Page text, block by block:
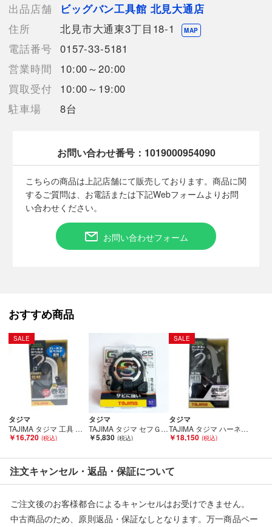
売切れの場合は、ご購入をキャンセルさせていただく場合がござ
います。】
【備考/コメント】
開封跡は見受けられませんでしたので、未使用品かとおもわれま
すが、
外箱にはわずかな汚れがございます。
■状態等は画像をご確認・ご参照下さい。
こちらの商品はお客様から買取させていただいた商品であり、
人の手を経た商品です。
■弊社からは、ご落札やご購入いただいた全てのお客様に評価を
行なっております。
評価ご不要のお客様は、ご落札・ご購入をお控えください。
装サイト』を確認しておりますが、
当店とは一切関係がございませんのでご注意ください。
出品店舗
ビッグバン工具館 北見大通店
住所
北見市大通東3丁目18-1 MAP
電話番号 0157-33-5181
営業時間
10:00～20:00
買取受付
10:00～19:00
駐車場
8台
お問い合わせ番号： 1019000954090
こちらの商品は上記店舗にて販売しております。商品に関
するご質問は、お電話または下記Webフォームよりお問
い合わせください。
お問い合わせフォーム
おすすめ商品
SALE
タジマ
TAJIMA タジマ 工具 工具関連用品 ハーネス胴ベルト兼用ランヤード VR150L Sランク
￥16,720
タジマ
TAJIMA タジマ セフＧ3ステンロック25 5.5Ｍ メジャー SFG3SL2555BL Aランク
￥5,830
SALE
タジマ
TAJIMA タジマ ハーネス用ランヤード A1ER150-WL2 Sランク
￥18,150
注文キャンセル・返品・保証について
ご注文後のお客様都合によるキャンセルはお受けできません。
中古商品のため、原則返品・保証なしとなります。万一商品ペー